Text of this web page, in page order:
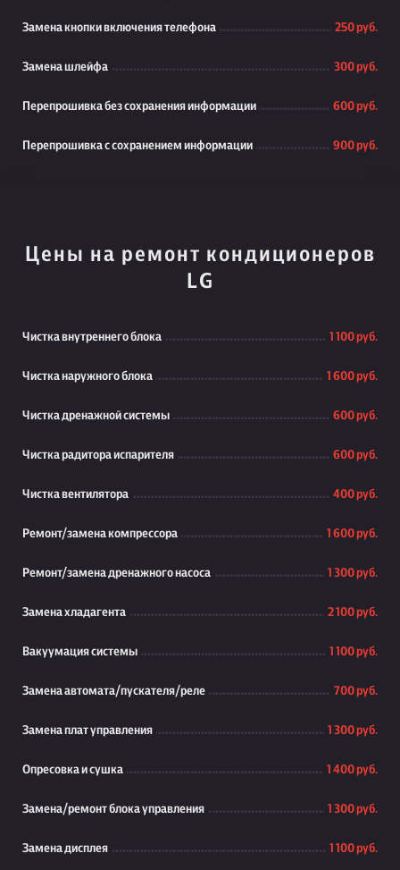
Замена кнопки включения телефона 250 руб.
Замена шлейфа 300 руб.
Перепрошивка без сохранения информации 600 руб.
Перепрошивка с сохранением информации 900 руб.
Цены на ремонт кондиционеров
LG
Чистка внутреннего блока 1 100 руб.
Чистка наружного блока 1 600 руб.
Чистка дренажной системы 600 руб.
Чистка радитора испарителя 600 руб.
Чистка вентилятора 400 руб.
Ремонт/замена компрессора 1 600 руб.
Ремонт/замена дренажного насоса 1 300 руб.
Замена хладагента 2 100 руб.
Вакуумация системы 1 100 руб.
Замена автомата/пускателя/реле 700 руб.
Замена плат управления 1 300 руб.
Опресовка и сушка 1 400 руб.
Замена/ремонт блока управления 1 300 руб.
Замена дисплея 1 100 руб.